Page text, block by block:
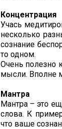
Концентрация
Учась
несколько
сознание
то одном.
Очень полезно
мысли. Вполне
Мантра
Мантра – это
слова. К
что ваше